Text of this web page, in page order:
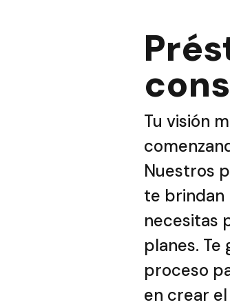
Tu visión
Nuestros
te brindan
necesitas
planes.
proceso
en crear